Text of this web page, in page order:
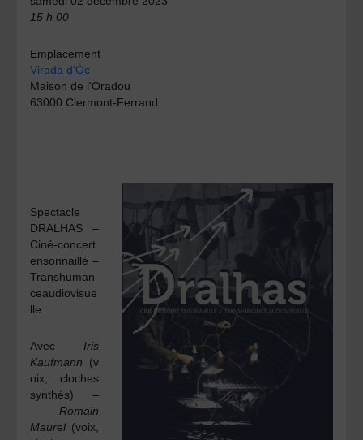
15 h 00
Emplacement
Virada d'Òc
Maison de l'Oradou
63000 Clermont-Ferrand
Spectacle
DRALHAS –
Ciné-concert
ensonnaillé –
Transhuman
ceaudiovisue
lle.
Avec Iris
Kaufmann (v
oix, cloches
synthés) –
Romain
Maurel (voix,